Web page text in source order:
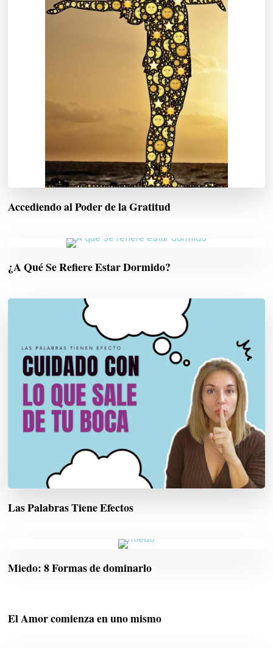
Accediendo al Poder de la Gratitud
¿A Qué Se Refiere Estar Dormido?
Las Palabras Tiene Efectos
Miedo: 8 Formas de dominarlo
El Amor comienza en uno mismo